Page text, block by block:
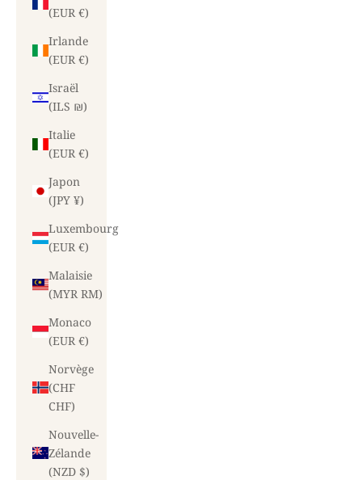
(EUR €)
Irlande
(EUR €)
Israël
(ILS ₪)
Italie
(EUR €)
Japon
(JPY ¥)
Luxembourg
(EUR €)
Malaisie
(MYR RM)
Monaco
(EUR €)
Norvège
(CHF
CHF)
Nouvelle-
Zélande
(NZD $)